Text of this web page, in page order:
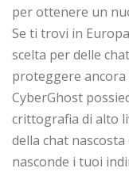
per ottenere un
Se ti trovi in
scelta per delle
proteggere
CyberGhost
crittografia di alto
della chat
nasconde i tuoi